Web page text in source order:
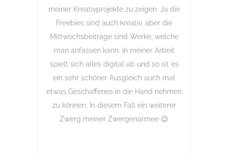
meiner Kreativprojekte zu zeigen. Ja die
Freebies sind auch kreativ, aber die
Mittwochsbeiträge sind Werke, welche
man anfassen kann. In meiner Arbeit
spielt sich alles digital ab und so ist es
ein sehr schöner Ausgleich auch mal
etwas Geschaffenes in die Hand nehmen
zu können. In diesem Fall ein weiterer
Zwerg meiner Zwergenarmee 😉